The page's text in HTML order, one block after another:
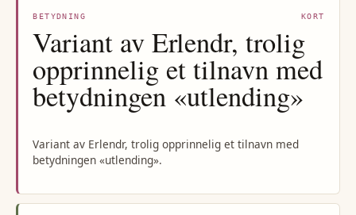
BETYDNING KORT
Variant av Erlendr, trolig
opprinnelig et tilnavn med
betydningen «utlending»
Variant av Erlendr, trolig opprinnelig et tilnavn med
betydningen «utlending».